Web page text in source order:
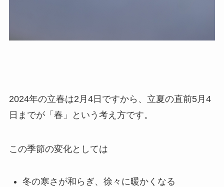
2024年の立春は2月4日ですから、立夏の直前5月4
日までが「春」という考え方です。
この季節の変化としては
冬の寒さが和らぎ、徐々に暖かくなる